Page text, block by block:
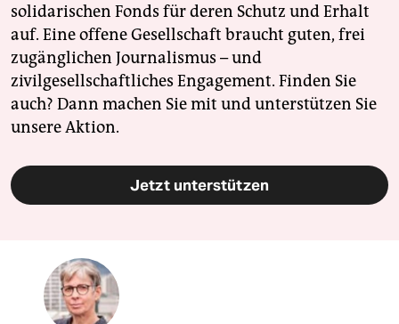
solidarischen Fonds für deren Schutz und Erhalt
auf. Eine offene Gesellschaft braucht guten, frei
zugänglichen Journalismus – und
zivilgesellschaftliches Engagement. Finden Sie
auch? Dann machen Sie mit und unterstützen Sie
unsere Aktion.
Jetzt unterstützen